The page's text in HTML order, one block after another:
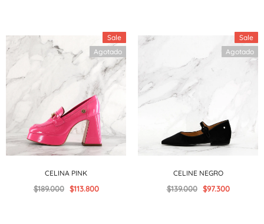
Sale
Agotado
CELINA PINK
$189.000 $113.800
Sale
Agotado
CELINE NEGRO
$139.000 $97.300